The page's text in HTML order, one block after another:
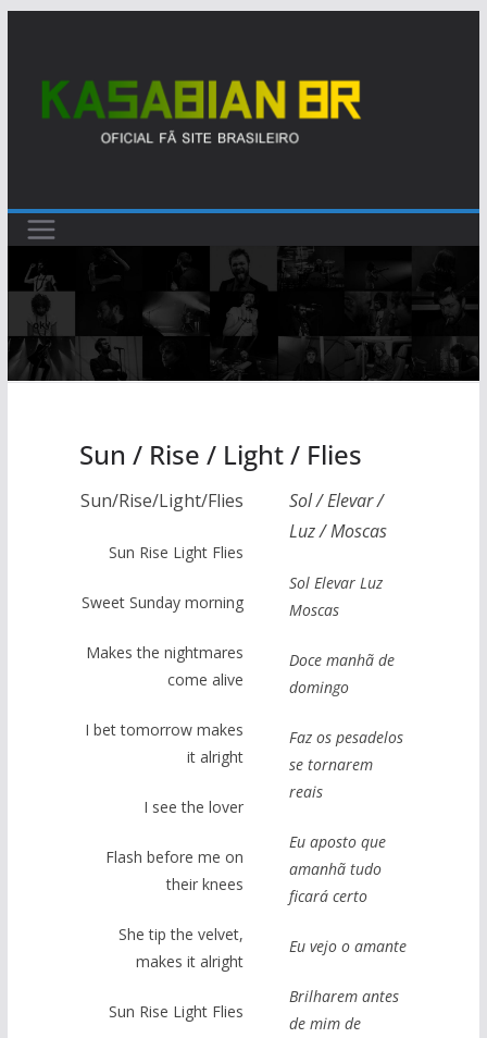
conteúdo
Sun / Rise / Light / Flies
Sun/Rise/Light/Flies
Sun Rise Light Flies
Sweet Sunday morning
Makes the nightmares
come alive
I bet tomorrow makes
it alright
I see the lover
Flash before me on
their knees
She tip the velvet,
makes it alright
Sun Rise Light Flies
Sol / Elevar /
Luz / Moscas
Sol Elevar Luz
Moscas
Doce manhã de
domingo
Faz os pesadelos
se tornarem
reais
Eu aposto que
amanhã tudo
ficará certo
Eu vejo o amante
Brilharem antes
de mim de